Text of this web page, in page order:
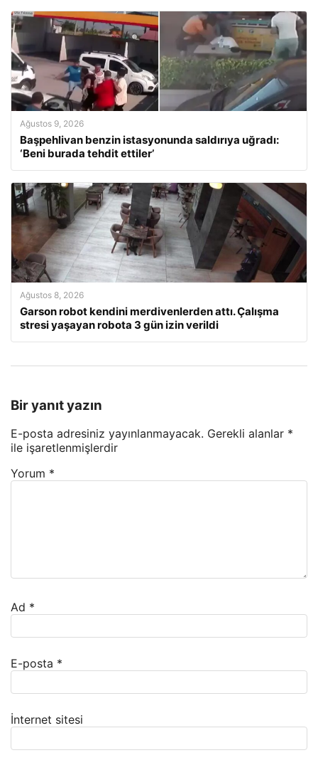
Ağustos 9, 2026
Başpehlivan benzin istasyonunda saldırıya uğradı:
‘Beni burada tehdit ettiler’
Ağustos 8, 2026
Garson robot kendini merdivenlerden attı. Çalışma
stresi yaşayan robota 3 gün izin verildi
Bir yanıt yazın
E-posta adresiniz yayınlanmayacak. Gerekli alanlar *
ile işaretlenmişlerdir
Yorum *
Ad *
E-posta *
İnternet sitesi